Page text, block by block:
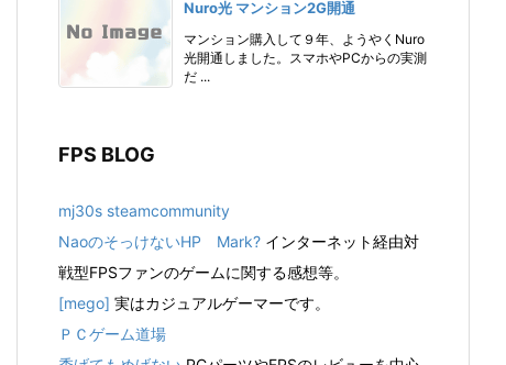
Nuro光 マンション2G開通
マンション購入して９年、ようやくNuro
光開通しました。スマホやPCからの実測
だ ...
FPS BLOG
mj30s steamcommunity
NaoのそっけないHP Mark? インターネット経由対
戦型FPSファンのゲームに関する感想等。
[mego] 実はカジュアルゲーマーです。
ＰＣゲーム道場